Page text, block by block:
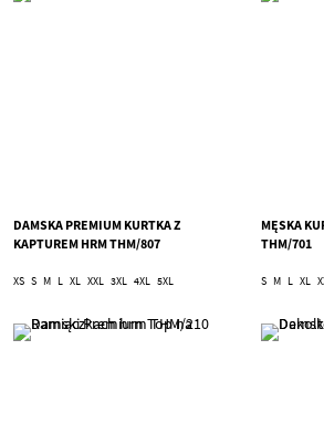
DAMSKA PREMIUM KURTKA Z
KAPTUREM HRM THM/807
XS S M L XL XXL 3XL 4XL 5XL
MĘSKA
THM/701
S M L XL